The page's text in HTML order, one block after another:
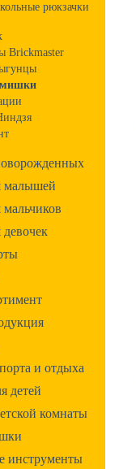
рюкзачки
Brickmaster
малышей
и отдыха
детей
комнаты
инструменты